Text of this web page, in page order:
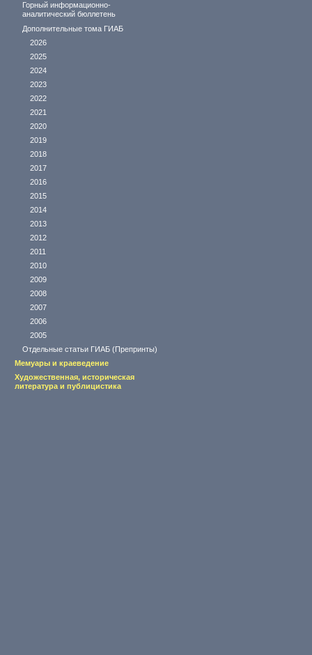
Горный информационно-
аналитический бюллетень
Дополнительные тома ГИАБ
2026
2025
2024
2023
2022
2021
2020
2019
2018
2017
2016
2015
2014
2013
2012
2011
2010
2009
2008
2007
2006
2005
Отдельные статьи ГИАБ (Препринты)
Мемуары и краеведение
Художественная, историческая
литература и публицистика